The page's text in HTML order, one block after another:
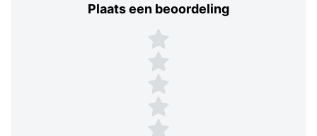
Plaats een beoordeling
Plaats een beoordeling
5 sterren
4 sterren
3 sterren
2 sterren
1 ster